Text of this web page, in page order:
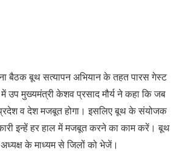
बैठक बूथ सत्यापन अभियान के तहत पारस गेस्ट
उप मुख्यमंत्री केशव प्रसाद मौर्य ने कहा कि जब
व देश मजबूत होगा। इसलिए बूथ के संयोजक
इन्हें हर हाल में मजबूत करने का काम करें। बूथ
के माध्यम से जिलों को भेजें।